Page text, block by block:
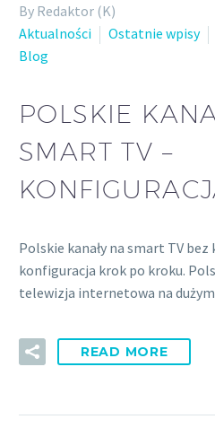
By Redaktor (K)
Aktualności
Ostatnie wpisy
Blog
POLSKIE
SMART TV –
Polskie kanały na smart TV
konfiguracja krok po kroku.
telewizja internetowa na dużym
READ MORE